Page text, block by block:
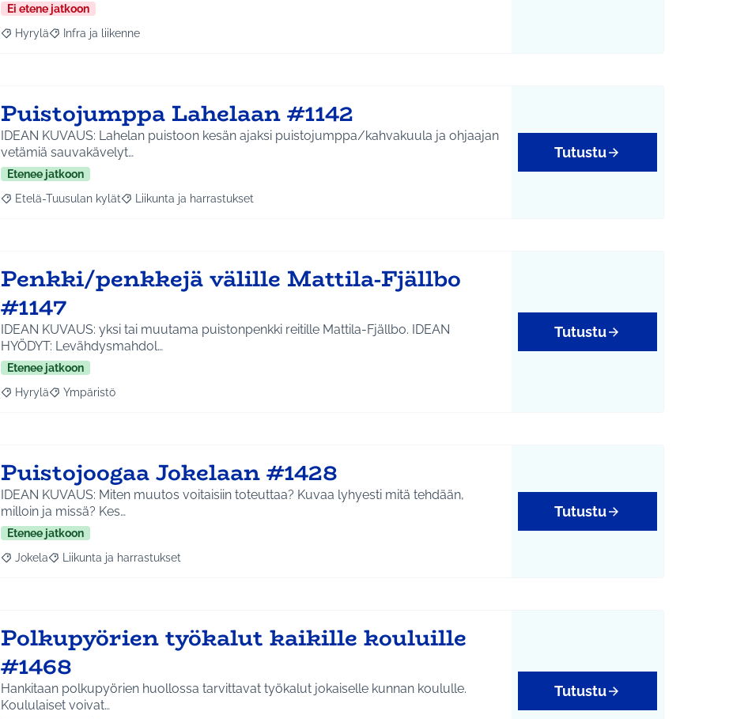
Ei etene jatkoon
Rajaa tulokset aihepiirin mukaan: Hyrylä
Hyrylä Rajaa tulokset teeman mukaan: Infra ja liikenne
Infra ja liikenne
Puistojumppa Lahelaan #1142
IDEAN KUVAUS: Lahelan puistoon kesän ajaksi puistojumppa/kahvakuula ja ohjaajan
vetämiä sauvakävelyt…
Etenee jatkoon
Rajaa tulokset aihepiirin mukaan: Etelä-Tuusulan kylät
Etelä-Tuusulan kylät Rajaa tulokset teeman mukaan: Liikunta ja harrastukset
Liikunta ja harrastukset
Tutustu
Penkki/penkkejä välille Mattila-Fjällbo
#1147
IDEAN KUVAUS: yksi tai muutama puistonpenkki reitille Mattila-Fjällbo. IDEAN
HYÖDYT: Levähdysmahdol…
Etenee jatkoon
Rajaa tulokset aihepiirin mukaan: Hyrylä
Hyrylä Rajaa tulokset teeman mukaan: Ympäristö
Ympäristö
Tutustu
Puistojoogaa Jokelaan #1428
IDEAN KUVAUS: Miten muutos voitaisiin toteuttaa? Kuvaa lyhyesti mitä tehdään,
milloin ja missä? Kes…
Etenee jatkoon
Rajaa tulokset aihepiirin mukaan: Jokela
Jokela Rajaa tulokset teeman mukaan: Liikunta ja harrastukset
Liikunta ja harrastukset
Tutustu
Polkupyörien työkalut kaikille kouluille
#1468
Hankitaan polkupyörien huollossa tarvittavat työkalut jokaiselle kunnan koululle.
Koululaiset voivat…
Tutustu